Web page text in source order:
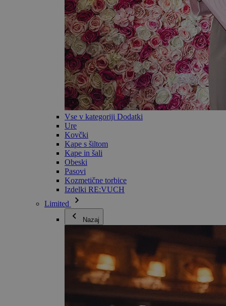
Vse v kategoriji Dodatki
Ure
Kovčki
Kape s šiltom
Kape in šali
Obeski
Pasovi
Kozmetične torbice
Izdelki RE:VUCH
Limited
Nazaj